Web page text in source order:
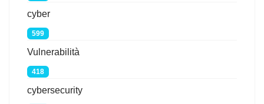
cyber
599
Vulnerabilità
418
cybersecurity